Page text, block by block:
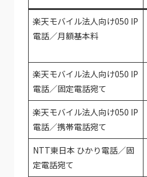
楽天モバイル法人向け050 IP
電話／月額基本料
楽天モバイル法人向け050 IP
電話／固定電話宛て
楽天モバイル法人向け050 IP
電話／携帯電話宛て
NTT東日本 ひかり電話／固
定電話宛て